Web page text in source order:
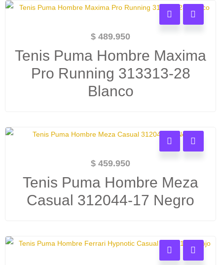
$ 489.950
Tenis Puma Hombre Maxima
Pro Running 313313-28
Blanco
$ 459.950
Tenis Puma Hombre Meza
Casual 312044-17 Negro